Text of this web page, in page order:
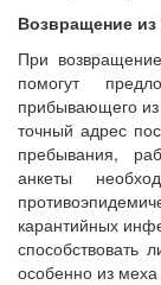
Возвращение из
При
помогут
прибывающего из
точный адрес
пребывания,
анкеты
карантийных
способствовать
особенно из